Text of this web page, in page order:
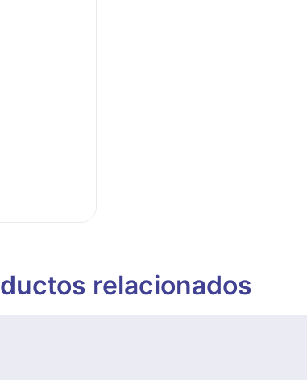
relacionados